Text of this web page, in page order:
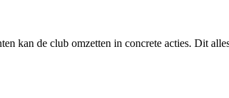
kan de club omzetten in concrete acties. Dit